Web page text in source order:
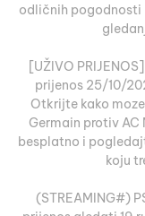
odličnih pogodnosti
[UŽIVO
prijenos 25/10/
Otkrijte kako
Germain protiv AC
besplatno i
koju
(STREAMING#)